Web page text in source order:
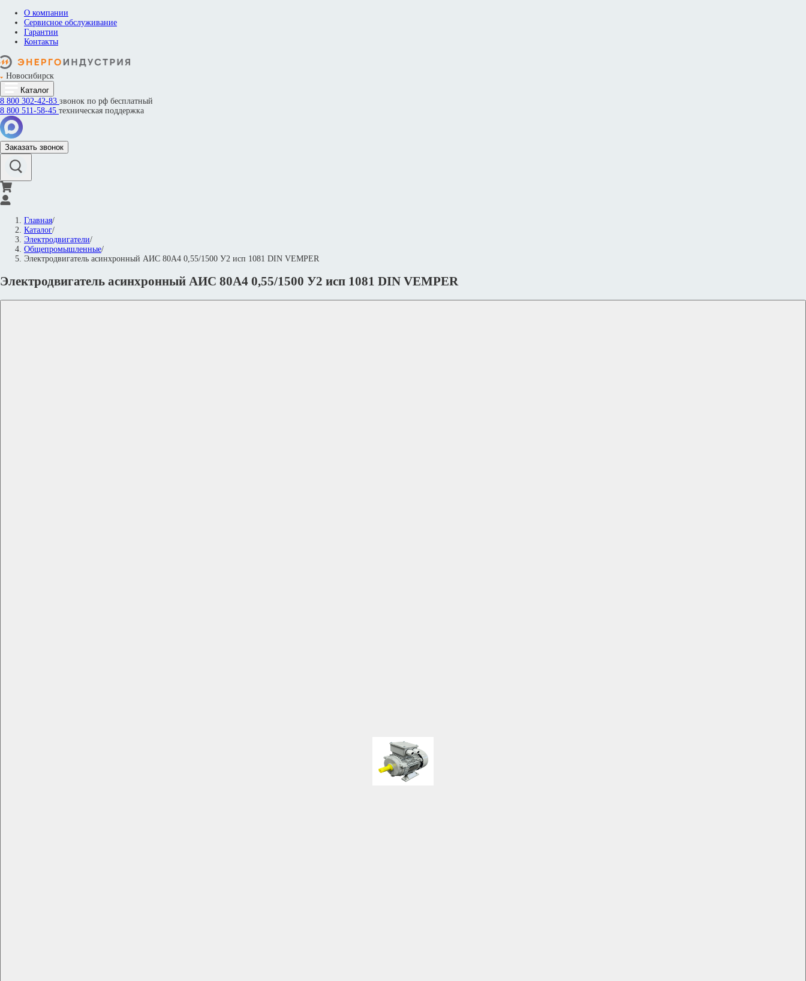
О компании
Сервисное обслуживание
Гарантии
Контакты
Новосибирск
Каталог
8 800 302-42-83 звонок по рф бесплатный
8 800 511-58-45 техническая поддержка
Заказать звонок
Главная/
Каталог/
Электродвигатели/
Общепромышленные/
Электродвигатель асинхронный АИС 80А4 0,55/1500 У2 исп 1081 DIN VEMPER
Электродвигатель асинхронный АИС 80А4 0,55/1500 У2 исп 1081 DIN VEMPER